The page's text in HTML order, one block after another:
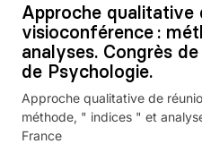
Approche qualitative
visioconférence :
analyses. Congrès
de Psychologie.
Approche qualitative de
méthode, " indices " et
France